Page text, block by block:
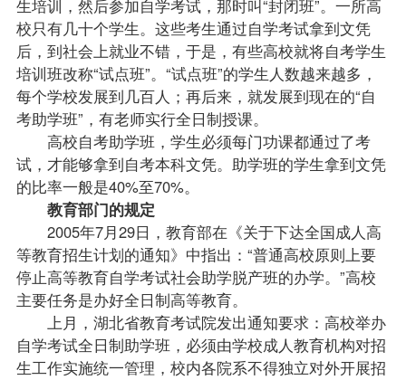
生培训，然后参加自学考试，那时叫“封闭班”。一所高
校只有几十个学生。这些考生通过自学考试拿到文凭
后，到社会上就业不错，于是，有些高校就将自考学生
培训班改称“试点班”。“试点班”的学生人数越来越多，
每个学校发展到几百人；再后来，就发展到现在的“自
考助学班”，有老师实行全日制授课。
高校自考助学班，学生必须每门功课都通过了考
试，才能够拿到自考本科文凭。助学班的学生拿到文凭
的比率一般是40%至70%。
教育部门的规定
2005年7月29日，教育部在《关于下达全国成人高
等教育招生计划的通知》中指出：“普通高校原则上要
停止高等教育自学考试社会助学脱产班的办学。”高校
主要任务是办好全日制高等教育。
上月，湖北省教育考试院发出通知要求：高校举办
自学考试全日制助学班，必须由学校成人教育机构对招
生工作实施统一管理，校内各院系不得独立对外开展招